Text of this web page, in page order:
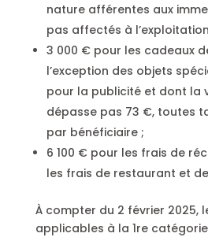
nature afférentes aux
pas affectés à
3 000 € pour les cadeaux
l’exception des objets
pour la publicité et dont la
dépasse pas 73 €, toutes
par bénéficiaire ;
6 100 € pour les frais de
les frais de restaurant et
À compter du 2 février 2025,
applicables à la 1re